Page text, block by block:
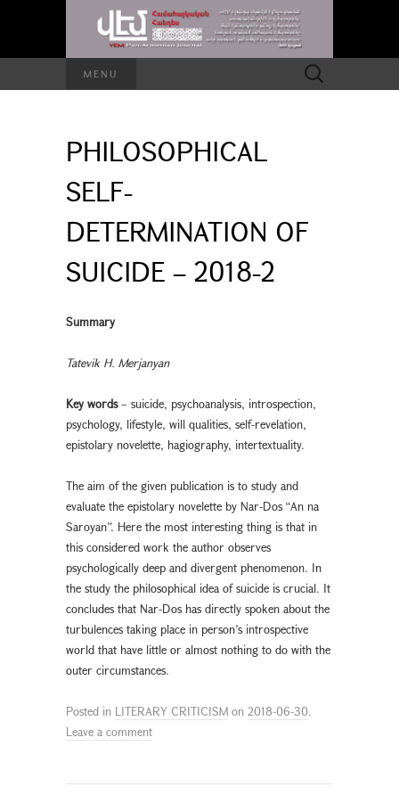
MENU
Search
for:
PHILOSOPHICAL
SELF-
DETERMINATION OF
SUICIDE – 2018-2
Summary
Tatevik H. Merjanyan
Key words– suicide, psychoanalysis, introspection,
psychology, lifestyle, will qualities, self-revelation,
epistolary novelette, hagiography, intertextuality.
The aim of the given publication is to study and
evaluate the epistolary novelette by Nar-Dos “An na
Saroyan”. Here the most interesting thing is that in
this considered work the author observes
psychologically deep and divergent phenomenon. In
the study the philosophical idea of suicide is crucial. It
concludes that Nar-Dos has directly spoken about the
turbulences taking place in person’s introspective
world that have little or almost nothing to do with the
outer circumstances.
Posted in LITERARY CRITICISM on 2018-06-30.
Leave a comment